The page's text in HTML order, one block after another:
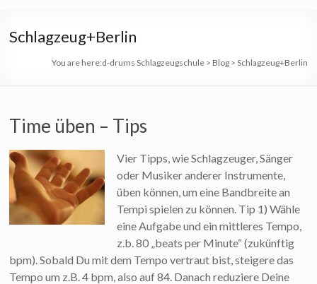
Schlagzeug+Berlin
You are here:d-drums Schlagzeugschule> Blog> Schlagzeug+Berlin
Time üben – Tips
Vier Tipps, wie Schlagzeuger, Sänger
oder Musiker anderer Instrumente,
üben können, um eine Bandbreite an
Tempi spielen zu können. Tip 1) Wähle
eine Aufgabe und ein mittleres Tempo,
z.b. 80 „beats per Minute“ (zukünftig
bpm). Sobald Du mit dem Tempo vertraut bist, steigere das
Tempo um z.B. 4 bpm, also auf 84. Danach reduziere Deine